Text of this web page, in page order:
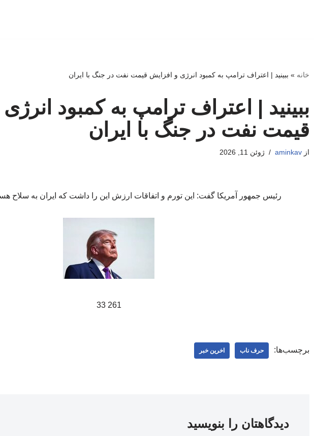
خانه » ببینید | اعتراف ترامپ به کمبود انرژی و افزایش قیمت نفت در جنگ با ایران
ببینید | اعتراف ترامپ به کمبود
قیمت نفت در جنگ با ایران
ازaminkav ژوئن 11, 2026
رئیس جمهور آمریکا گفت: این تورم و اتفاقات ارزش این را داشت که ایران به سلاح
261 33
برچسب‌ها: حرف ناب اخرین خبر
دیدگاهتان را بنویسید